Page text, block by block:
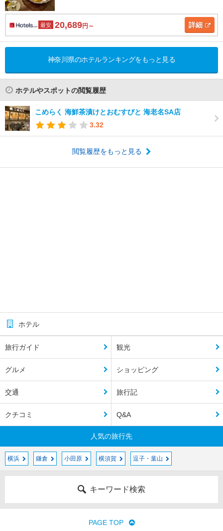
最安 20,689円～ 詳細
神奈川県のホテルランキングをもっと見る
ホテルやスポットの閲覧履歴
こめらく 海鮮茶漬けとおむすびと 海老名SA店
3.32
閲覧履歴をもっと見る
ホテル
旅行ガイド 観光
グルメ ショッピング
交通 旅行記
クチコミ Q&A
人気の旅行先
横浜 鎌倉 小田原 横須賀 逗子・葉山
キーワード検索
PAGE TOP